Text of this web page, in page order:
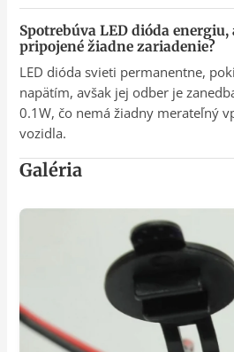
Spotrebúva LED dióda energiu,
pripojené žiadne zariadenie?
LED dióda svieti permanentne,
napätím, avšak jej odber je
0.1W, čo nemá žiadny merateľný
vozidla.
Galéria